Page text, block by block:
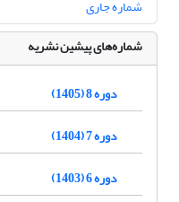
شماره جاری
شماره‌های پیشین نشریه
دوره 8 (1405)
دوره 7 (1404)
دوره 6 (1403)